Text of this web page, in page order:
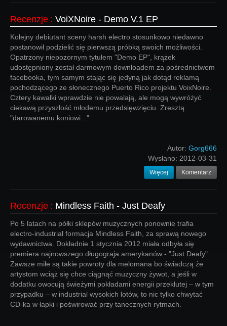
Recenzje : VoiXNoire - Demo V.1 EP
Kolejny debiutant sceny harsh electro stosunkowo niedawno
postanowił podzielić się pierwszą próbką swoich możliwości.
Opatrzony niepozornym tytułem "Demo EP", krążek
udostępniony został darmowym downloadem za pośrednictwem
facebooka, tym samym stając się jedyną jak dotąd reklamą
pochodzącego ze słonecznego Puerto Rico projektu VoixNoire.
Cztery kawałki wprawdzie nie powalają, ale mogą wywróżyć
ciekawą przyszłość młodemu przedsięwzięciu. Zresztą
"darowanemu koniowi...".
Autor: Gorg666
Wysłano: 2012-03-31
Więcej Komentarz
Recenzje : Mindless Faith - Just Deafy
Po 5 latach na półki sklepów muzycznych ponownie trafia
electro-industrial formacja Mindless Faith, za sprawą nowego
wydawnictwa. Dokładnie 1 stycznia 2012 miała odbyła się
premiera najnowszego długograja amerykanów - "Just Deafy".
Zawsze miłe są takie powroty dla melomana bo świadczą że
artystom wciąż się chce ciągnąć muzyczny żywot, a jeśli w
dodatku owocują świeżymi pokładami energii przekłutej – w tym
przypadku – w industrial wysokich lotów, to nic tylko chwytać
CD-ka w łapki i poświrować przy tanecznych rytmach.